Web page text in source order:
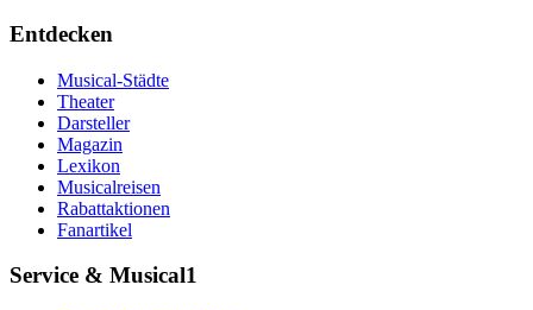
Entdecken
Musical-Städte
Theater
Darsteller
Magazin
Lexikon
Musicalreisen
Rabattaktionen
Fanartikel
Service & Musical1